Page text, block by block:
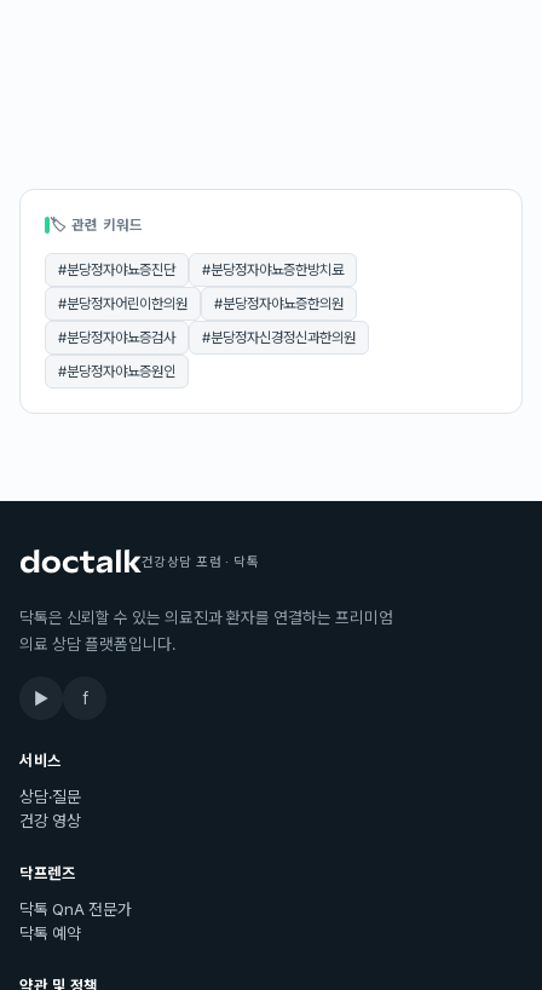
🏷 관련 키워드
#분당정자야뇨증진단 #분당정자야뇨증한방치료
#분당정자어린이한의원 #분당정자야뇨증한의원
#분당정자야뇨증검사 #분당정자신경정신과한의원
#분당정자야뇨증원인
건강상담 포럼 · 닥톡
닥톡은 신뢰할 수 있는 의료진과 환자를 연결하는 프리미엄
의료 상담 플랫폼입니다.
▶ f
서비스
상담·질문
건강 영상
닥프렌즈
닥톡 QnA 전문가
닥톡 예약
약관 및 정책